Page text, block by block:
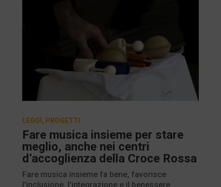
Fare musica insieme per stare
meglio, anche nei centri
d’accoglienza della Croce Rossa
LEGGI , PROGETTI
Fare musica insieme fa bene, favorisce
l'inclusione, l'integrazione e il benessere